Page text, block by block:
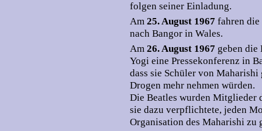
folgen seiner Einladung.
Am 25. August 1967 fahren die
nach Bangor in Wales.
Am 26. August 1967 geben die
Yogi eine Pressekonferenz in
dass sie Schüler von
Drogen mehr nehmen würden.
Die Beatles wurden Mitglieder
sie dazu verpflichtete, jeden
Organisation des Maharishi zu